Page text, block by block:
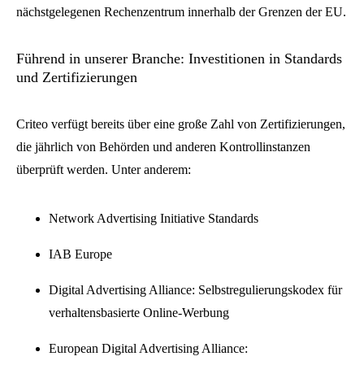
nächstgelegenen Rechenzentrum innerhalb der Grenzen der EU.
Führend in unserer Branche: Investitionen in Standards
und Zertifizierungen
Criteo verfügt bereits über eine große Zahl von Zertifizierungen,
die jährlich von Behörden und anderen Kontrollinstanzen
überprüft werden. Unter anderem:
Network Advertising Initiative Standards
IAB Europe
Digital Advertising Alliance: Selbstregulierungskodex für
verhaltensbasierte Online-Werbung
European Digital Advertising Alliance: